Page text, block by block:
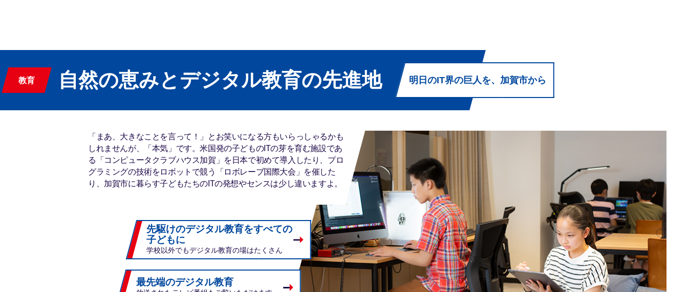
教育 自然の恵みとデジタル教育の先進地 明日のIT界の巨人を、加賀市から
「まあ、大きなことを言って！」とお笑いになる方もいらっしゃるかも
しれませんが、「本気」です。米国発の子どものITの芽を育む施設であ
る「コンピュータクラブハウス加賀」を日本で初めて導入したり、プロ
グラミングの技術をロボットで競う「ロボレーブ国際大会」を催した
り、加賀市に暮らす子どもたちのITの発想やセンスは少し違いますよ。
先駆けのデジタル教育をすべての
子どもに
学校以外でもデジタル教育の場はたくさん
最先端のデジタル教育